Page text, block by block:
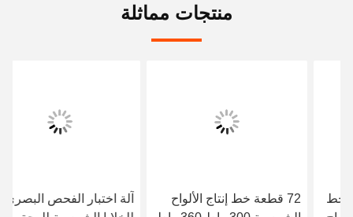
منتجات مماثلة
72 قطعة خط إنتاج الألواح
آلة اختبار الفحص البصري